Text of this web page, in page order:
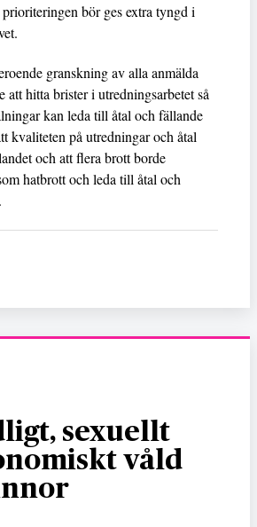
bör ges extra tyngd i
granskning av alla anmälda
att hitta brister i utredningsarbetet så
kan leda till åtal och fällande
kvaliteten på utredningar och åtal
och att flera brott borde
hatbrott och leda till åtal och
sexuellt
våld